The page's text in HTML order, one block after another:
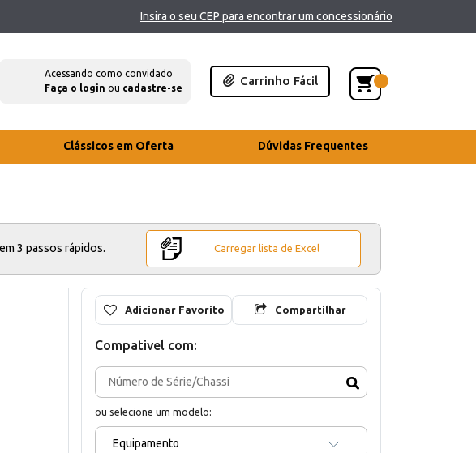
Insira o seu CEP para encontrar um concessionário
Acessando como convidado
Faça o login ou cadastre-se
Carrinho Fácil
Clássicos em Oferta Dúvidas Frequentes
3 passos rápidos. Carregar lista de Excel
Adicionar Favorito Compartilhar
Compativel com:
ou selecione um modelo:
Equipamento